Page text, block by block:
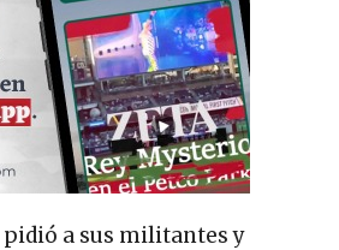
a sus militantes y